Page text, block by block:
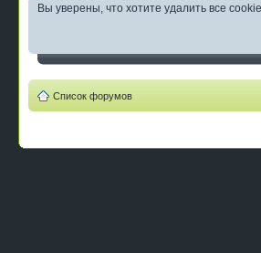
Вы уверены, что хотите удалить все
Список форумов